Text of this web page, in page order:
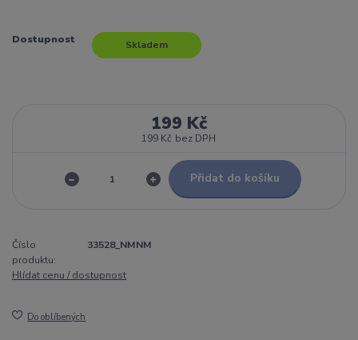
Dostupnost Skladem
199 Kč
199 Kč bez DPH
Přidat do košíku
Číslo
produktu:
33528_NMNM
Hlídat cenu / dostupnost
Do oblíbených